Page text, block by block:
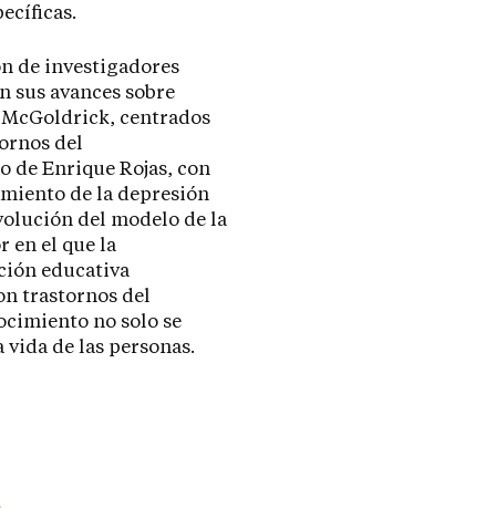
de investigadores
sus avances sobre
centrados
del
de Enrique Rojas, con
de la depresión
del modelo de la
en el que la
educativa
trastornos del
no solo se
de las personas.